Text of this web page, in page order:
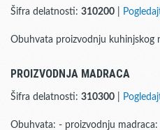
Šifra delatnosti: 310200
Obuhvata proizvodnju kuhinjskog
PROIZVODNJA MADRACA
Šifra delatnosti: 310300
Obuhvata: - proizvodnju